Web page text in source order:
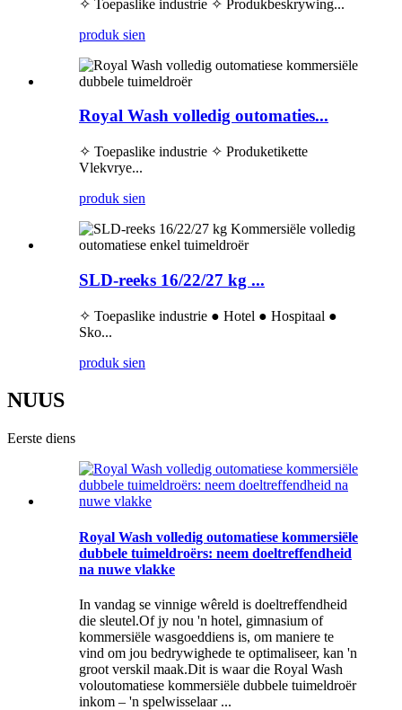
✧ Toepaslike industrie ✧ Produkbeskrywing...
produk sien
Royal Wash volledig outomaties...
✧ Toepaslike industrie ✧ Produketikette
Vlekvrye...
produk sien
SLD-reeks 16/22/27 kg ...
✧ Toepaslike industrie ● Hotel ● Hospitaal ●
Sko...
produk sien
NUUS
Eerste diens
Royal Wash volledig outomatiese kommersiële
dubbele tuimeldroërs: neem doeltreffendheid
na nuwe vlakke
In vandag se vinnige wêreld is doeltreffendheid
die sleutel.Of jy nou 'n hotel, gimnasium of
kommersiële wasgoeddiens is, om maniere te
vind om jou bedrywighede te optimaliseer, kan 'n
groot verskil maak.Dit is waar die Royal Wash
voloutomatiese kommersiële dubbele tuimeldroër
inkom – 'n spelwisselaar ...